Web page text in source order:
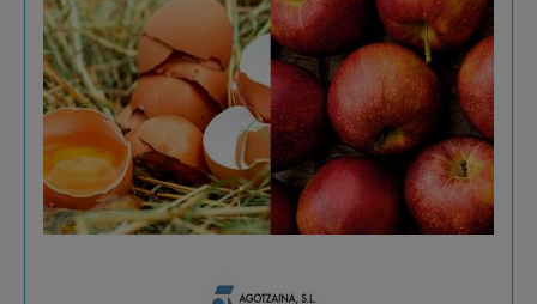
Agotzaina
La compañía navarra, fundada en 1985, se dedica
al sector avícola y a productos de huevo
pasteurizado.